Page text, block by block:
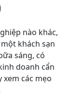
nào khác,
khách sạn
sáng, có
doanh cẩn
các mẹo